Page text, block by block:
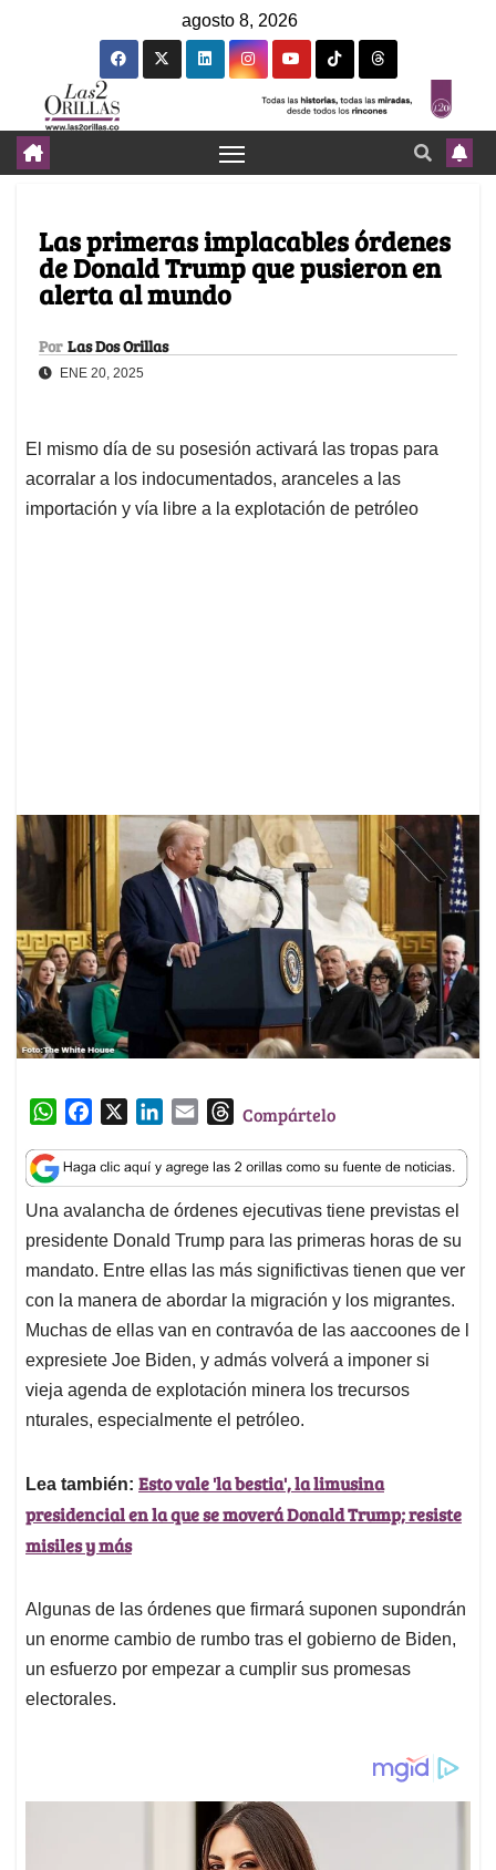
agosto 8, 2026
Las primeras implacables órdenes
de Donald Trump que pusieron en
alerta al mundo
Por Las Dos Orillas
ENE 20, 2025
El mismo día de su posesión activará las tropas para
acorralar a los indocumentados, aranceles a las
importación y vía libre a la explotación de petróleo
W
a
t
s
A
p
p
c
e
b
o
o
k
n
k
e
d
I
n
a
i
l
T
r
e
a
d
s
Compártelo
Una avalancha de órdenes ejecutivas tiene previstas el
presidente Donald Trump para las primeras horas de su
mandato. Entre ellas las más significtivas tienen que ver
con la manera de abordar la migración y los migrantes.
Muchas de ellas van en contravóa de las aaccoones de l
expresiete Joe Biden, y admás volverá a imponer si
vieja agenda de explotación minera los trecursos
nturales, especialmente el petróleo.
Lea también: Esto vale 'la bestia', la limusina
presidencial en la que se moverá Donald Trump; resiste
misiles y más
Algunas de las órdenes que firmará suponen supondrán
un enorme cambio de rumbo tras el gobierno de Biden,
un esfuerzo por empezar a cumplir sus promesas
electorales.